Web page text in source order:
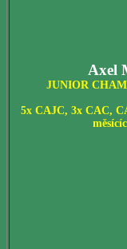
Axel
JUNIOR
5x CAJC, 3x CAC,